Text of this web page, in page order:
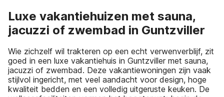
Luxe vakantiehuizen met sauna,
jacuzzi of zwembad in Guntzviller
Wie zichzelf wil trakteren op een echt verwenverblijf, zit
goed in een luxe vakantiehuis in Guntzviller met sauna,
jacuzzi of zwembad. Deze vakantiewoningen zijn vaak
stijlvol ingericht, met veel aandacht voor design, hoge
kwaliteit bedden en een volledig uitgeruste keuken. De